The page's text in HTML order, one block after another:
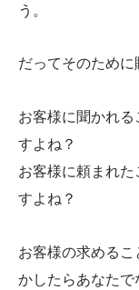
う。
だってそのために
お客様に聞かれ
すよね？
お客様に頼まれ
すよね？
お客様の求める
かしたらあなたで